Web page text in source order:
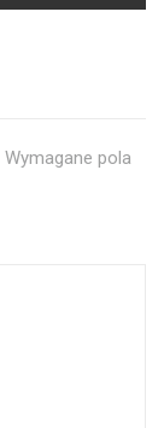
Wymagane pola